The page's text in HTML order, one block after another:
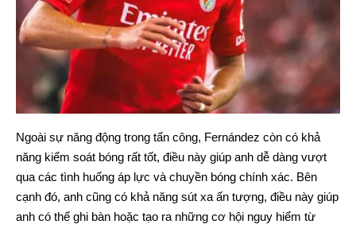
Ngoài sự năng động trong tấn công, Fernández còn có khả
năng kiểm soát bóng rất tốt, điều này giúp anh dễ dàng vượt
qua các tình huống áp lực và chuyền bóng chính xác. Bên
cạnh đó, anh cũng có khả năng sút xa ấn tượng, điều này giúp
anh có thể ghi bàn hoặc tạo ra những cơ hội nguy hiểm từ